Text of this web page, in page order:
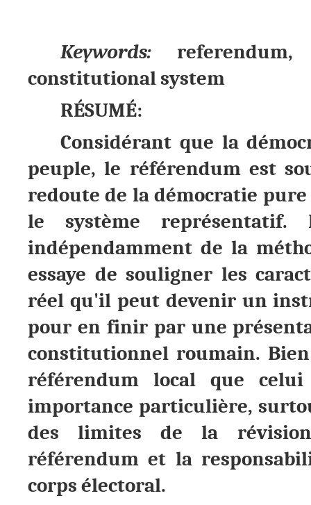
Keywords:
constitutional system
RÉSUMÉ:
Considérant que la
peuple, le référendum est
redoute de la démocratie
le système
indépendamment de la
essaye de souligner les
réel qu'il peut devenir un
pour en finir par une
constitutionnel roumain.
référendum local que
importance particulière,
des limites de la révision
référendum et la
corps électoral.